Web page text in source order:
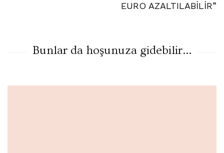
EURO AZALTILABİLİR”
Bunlar da hoşunuza gidebilir...